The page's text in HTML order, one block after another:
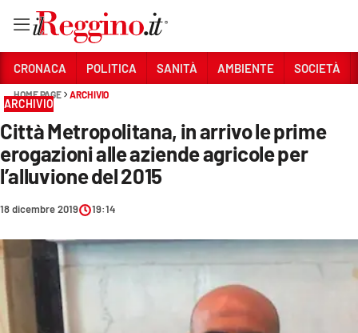
Sezioni
CRONACA
POLITICA
SANITÀ
AMBIENTE
SOCIETÀ
CULTURA
CRONACA POLITICA SANITÀ AMBIENTE SOCIETÀ
HOME PAGE ARCHIVIO
ARCHIVIO
Città Metropolitana, in arrivo le prime
erogazioni alle aziende agricole per
l’alluvione del 2015
18 dicembre 2019 19:14